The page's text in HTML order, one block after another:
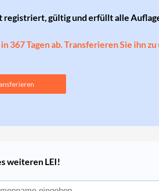
registriert, gültig und erfüllt alle
367 Tagen ab. Transferieren Sie ihn
weiteren LEI!